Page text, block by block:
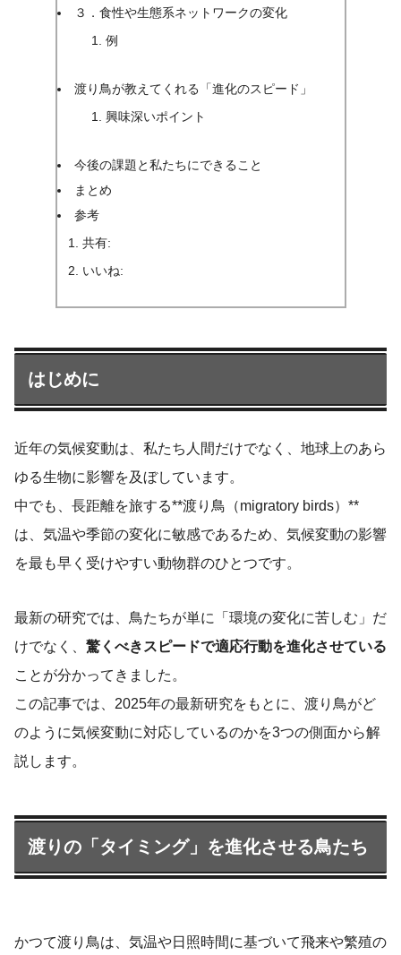
３．食性や生態系ネットワークの変化
例
渡り鳥が教えてくれる「進化のスピード」
興味深いポイント
今後の課題と私たちにできること
まとめ
参考
共有:
いいね:
はじめに
近年の気候変動は、私たち人間だけでなく、地球上のあら
ゆる生物に影響を及ぼしています。
中でも、長距離を旅する**渡り鳥（migratory birds）**
は、気温や季節の変化に敏感であるため、気候変動の影響
を最も早く受けやすい動物群のひとつです。
最新の研究では、鳥たちが単に「環境の変化に苦しむ」だ
けでなく、 驚くべきスピードで適応行動を進化させている
ことが分かってきました。
この記事では、2025年の最新研究をもとに、渡り鳥がど
のように気候変動に対応しているのかを3つの側面から解
説します。
渡りの「タイミング」を進化させる鳥たち
かつて渡り鳥は、気温や日照時間に基づいて飛来や繁殖の